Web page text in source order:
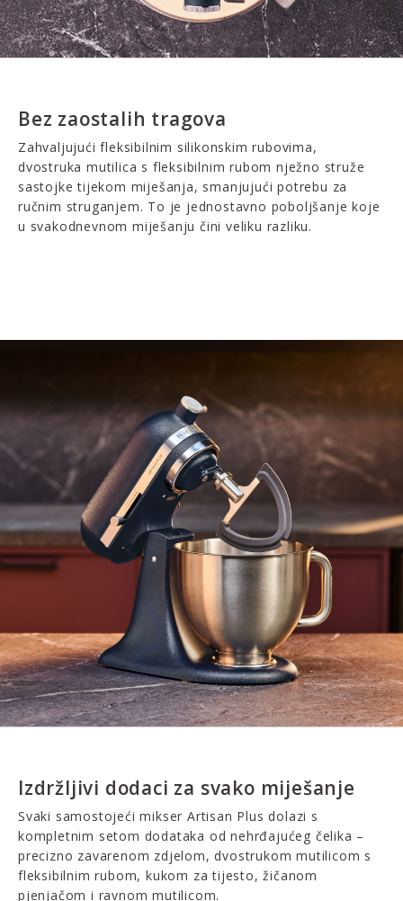
Bez zaostalih tragova
Zahvaljujući fleksibilnim silikonskim rubovima,
dvostruka mutilica s fleksibilnim rubom nježno struže
sastojke tijekom miješanja, smanjujući potrebu za
ručnim struganjem. To je jednostavno poboljšanje koje
u svakodnevnom miješanju čini veliku razliku.
Izdržljivi dodaci za svako miješanje
Svaki samostojeći mikser Artisan Plus dolazi s
kompletnim setom dodataka od nehrđajućeg čelika –
precizno zavarenom zdjelom, dvostrukom mutilicom s
fleksibilnim rubom, kukom za tijesto, žičanom
pjenjačom i ravnom mutilicom.